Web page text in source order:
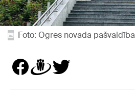
Foto: Ogres novada pašvaldība